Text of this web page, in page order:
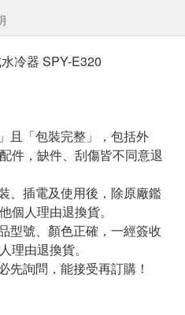
冷器 SPY-E320
且「包裝完整」，包括外
件，缺件、刮傷皆不同意退
、插電及使用後，除原廠鑑
個人理由退換貨。
型號、顏色正確，一經簽收
理由退換貨。
先詢問，能接受再訂購！